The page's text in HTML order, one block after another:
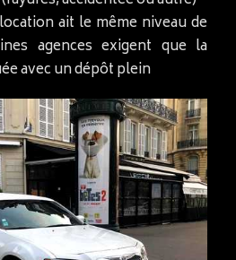
ait le même niveau de
agences exigent que la
avec un dépôt plein